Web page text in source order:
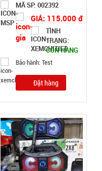
MÃ
SP:
003196
GIÁ:
46.000 đ
TRẠNG:
CÒN HÀNG
Bảo
hành:
Test
MÃ SP: 002392
GIÁ: 115.000 đ
TÌNH
TRẠNG:
CÒN HÀNG
Bảo hành: Test
Đặt hàng